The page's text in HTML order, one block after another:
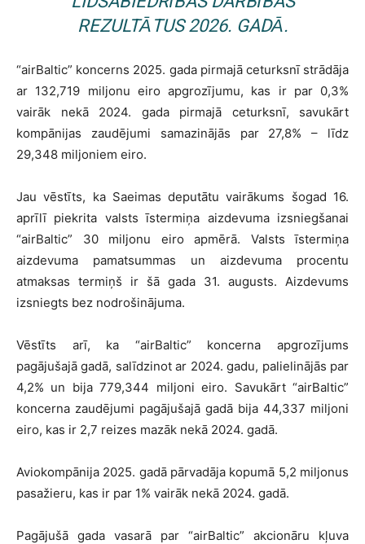
REZULTĀTUS 2026. GADĀ.
“airBaltic” koncerns 2025. gada pirmajā ceturksnī strādāja
ar 132,719 miljonu eiro apgrozījumu, kas ir par 0,3%
vairāk nekā 2024. gada pirmajā ceturksnī, savukārt
kompānijas zaudējumi samazinājās par 27,8% – līdz
29,348 miljoniem eiro.
Jau vēstīts, ka Saeimas deputātu vairākums šogad 16.
aprīlī piekrita valsts īstermiņa aizdevuma izsniegšanai
“airBaltic” 30 miljonu eiro apmērā. Valsts īstermiņa
aizdevuma pamatsummas un aizdevuma procentu
atmaksas termiņš ir šā gada 31. augusts. Aizdevums
izsniegts bez nodrošinājuma.
Vēstīts arī, ka “airBaltic” koncerna apgrozījums
pagājušajā gadā, salīdzinot ar 2024. gadu, palielinājās par
4,2% un bija 779,344 miljoni eiro. Savukārt “airBaltic”
koncerna zaudējumi pagājušajā gadā bija 44,337 miljoni
eiro, kas ir 2,7 reizes mazāk nekā 2024. gadā.
Aviokompānija 2025. gadā pārvadāja kopumā 5,2 miljonus
pasažieru, kas ir par 1% vairāk nekā 2024. gadā.
Pagājušā gada vasarā par “airBaltic” akcionāru kļuva